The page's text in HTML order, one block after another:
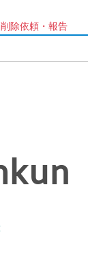
削除依頼・報告